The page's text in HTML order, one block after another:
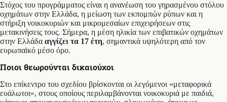
Στόχος του προγράμματος είναι η ανανέωση του γηρασμένου στόλου
οχημάτων στην Ελλάδα, η μείωση των εκπομπών ρύπων και η
στήριξη νοικοκυριών και μικρομεσαίων επιχειρήσεων στις
μετακινήσεις τους. Σήμερα, η μέση ηλικία των επιβατικών οχημάτων
στην Ελλάδα αγγίζει τα 17 έτη, σημαντικά υψηλότερη από τον
ευρωπαϊκό μέσο όρο.
Ποιοι θεωρούνται δικαιούχοι
Στο επίκεντρο του σχεδίου βρίσκονται οι λεγόμενοι «μεταφορικά
ευάλωτοι», στους οποίους περιλαμβάνονται νοικοκυριά με παιδιά,